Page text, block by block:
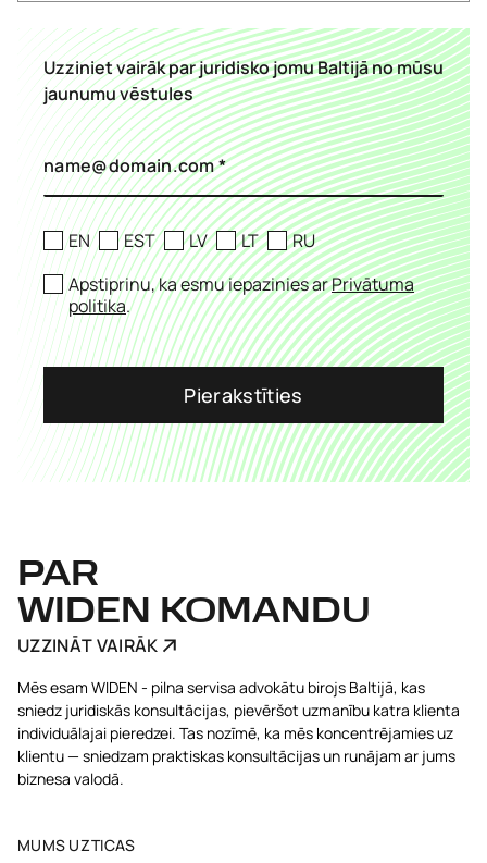
Uzziniet vairāk par juridisko jomu Baltijā no mūsu
jaunumu vēstules
EN EST LV LT
RU
Apstiprinu, ka esmu iepazinies arPrivātuma
politika.
Pierakstīties
PAR
WIDEN KOMANDU
UZZINĀT VAIRĀK
Mēs esam WIDEN - pilna servisa advokātu birojs Baltijā, kas
sniedz juridiskās konsultācijas, pievēršot uzmanību katra klienta
individuālajai pieredzei. Tas nozīmē, ka mēs koncentrējamies uz
klientu — sniedzam praktiskas konsultācijas un runājam ar jums
biznesa valodā.
MUMS UZTICAS